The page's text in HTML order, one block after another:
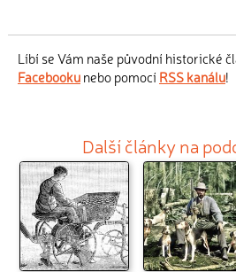
Líbí se Vám naše původní historické
Facebookunebo pomocí RSS kanálu!
Další články na